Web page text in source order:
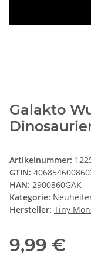
Galakto
Artikelnummer:
GTIN:
HAN: 2900860GAK
Kategorie:
Hersteller: Tiny
9,99 €